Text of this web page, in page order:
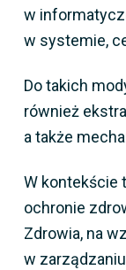
w
w systemie,
Do takich
również
a także
W kontekście
ochronie
Zdrowia, na
w